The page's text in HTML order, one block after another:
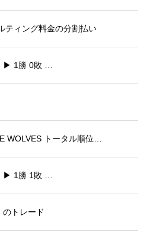
ティング料金の分割払い
▶ 1勝 0敗 …
WOLVES トータル順位…
▶ 1勝 1敗 …
トレード